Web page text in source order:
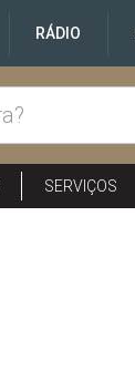
RÁDIO
SERVIÇOS